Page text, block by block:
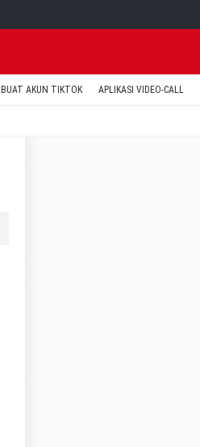
BUAT AKUN TIKTOK APLIKASI VIDEO-CALL